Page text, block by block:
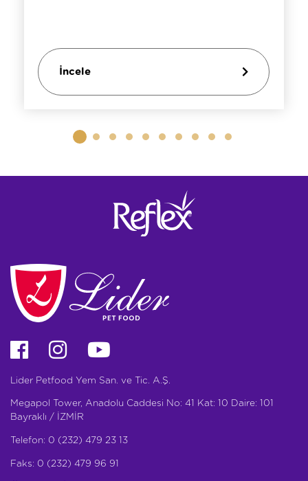
İncele
Lider Petfood Yem San. ve Tic. A.Ş.
Megapol Tower, Anadolu Caddesi No: 41 Kat: 10 Daire: 101
Bayraklı / İZMİR
Telefon: 0 (232) 479 23 13
Faks: 0 (232) 479 96 91